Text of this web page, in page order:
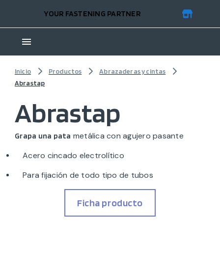
YOUR FASTENING PARTNER
Inicio Productos
Abrazaderas y cintas
Abrastap
Abrastap
Grapa una pata metálica con agujero pasante
Acero cincado electrolítico
Para fijación de todo tipo de tubos
Ficha producto